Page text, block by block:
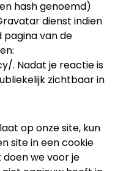
hash genoemd)
dienst indien
pagina van de
. Nadat je reactie is
zichtbaar in
op onze site, kun
site in een cookie
we voor je